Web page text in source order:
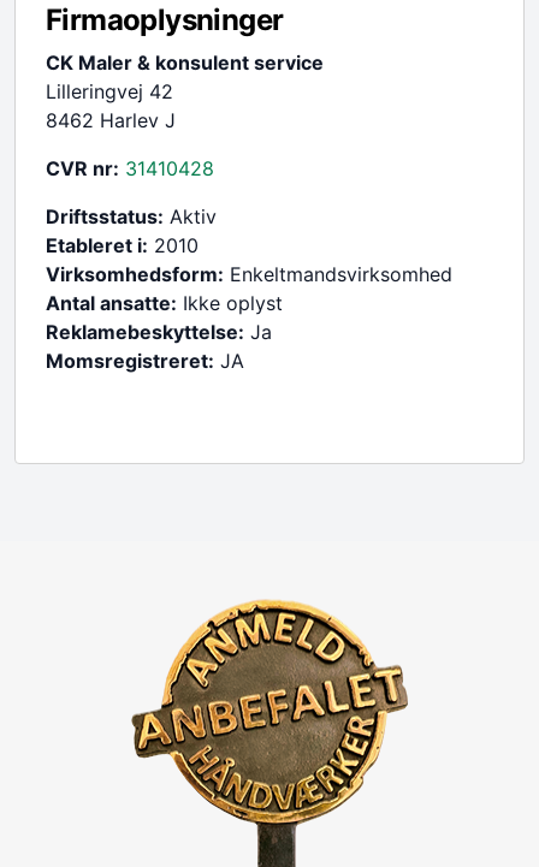
Firmaoplysninger
CK Maler & konsulent service
Lilleringvej 42
8462 Harlev J
CVR nr: 31410428
Driftsstatus: Aktiv
Etableret i: 2010
Virksomhedsform: Enkeltmandsvirksomhed
Antal ansatte: Ikke oplyst
Reklamebeskyttelse: Ja
Momsregistreret: JA